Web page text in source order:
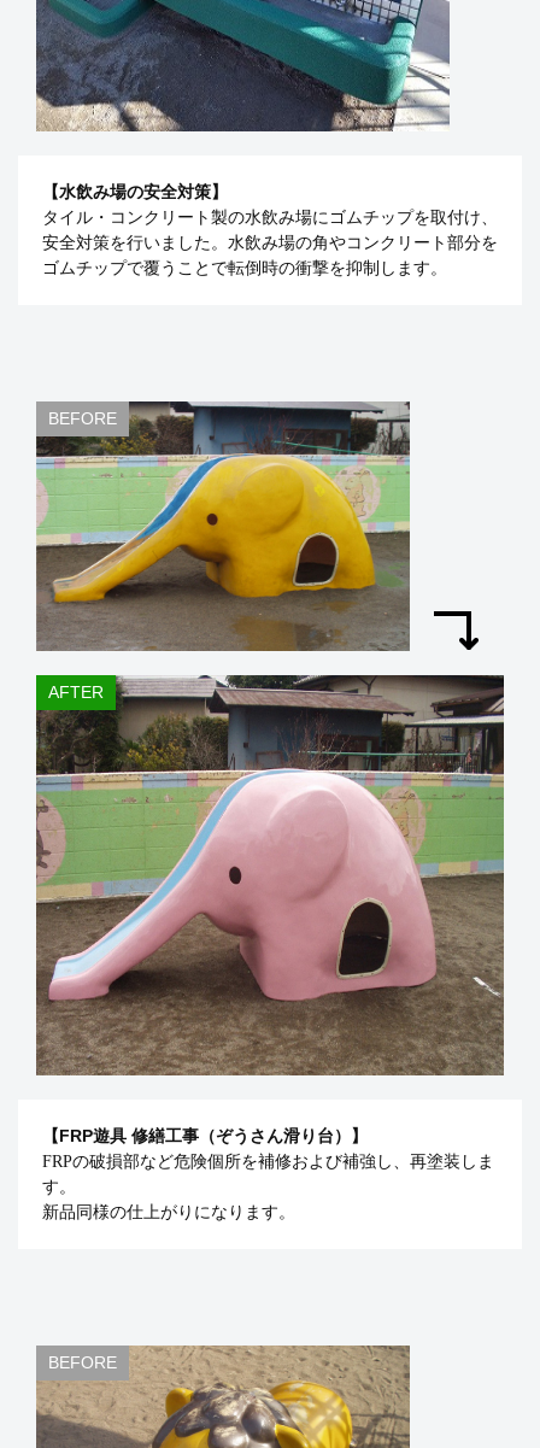
【水飲み場の安全対策】
タイル・コンクリート製の水飲み場にゴムチップを取付け、
安全対策を行いました。水飲み場の角やコンクリート部分を
ゴムチップで覆うことで転倒時の衝撃を抑制します。
【FRP遊具 修繕工事（ぞうさん滑り台）】
FRPの破損部など危険個所を補修および補強し、再塗装しま
す。
新品同様の仕上がりになります。